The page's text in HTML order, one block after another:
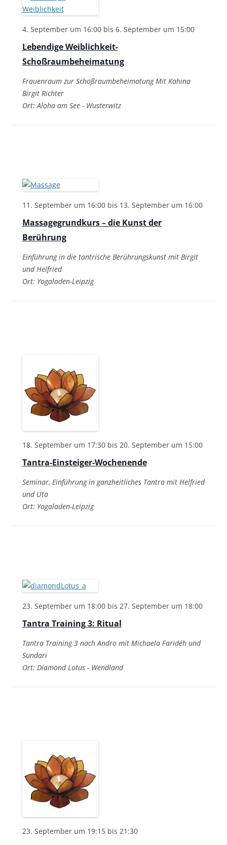
4. September um 16:00bis 6. September um 15:00
Lebendige Weiblichkeit-
Schoßraumbeheimatung
Frauenraum zur Schoßraumbeheimatung Mit Kahina
Birgit Richter
Ort: Aloha am See - Wusterwitz
11. September um 16:00bis 13. September um 16:00
Massagegrundkurs – die Kunst der
Berührung
Einführung in die tantrische Berührungskunst mit Birgit
und Helfried
Ort: Yogaladen-Leipzig
18. September um 17:30bis 20. September um 15:00
Tantra-Einsteiger-Wochenende
Seminar, Einführung in ganzheitliches Tantra mit Helfried
und Uta
Ort: Yogaladen-Leipzig
23. September um 18:00bis 27. September um 18:00
Tantra Training 3: Ritual
Tantra Training 3 nach Andro mit Michaela Faridéh und
Sundari
Ort: Diamond Lotus - Wendland
23. September um 19:15bis 21:30